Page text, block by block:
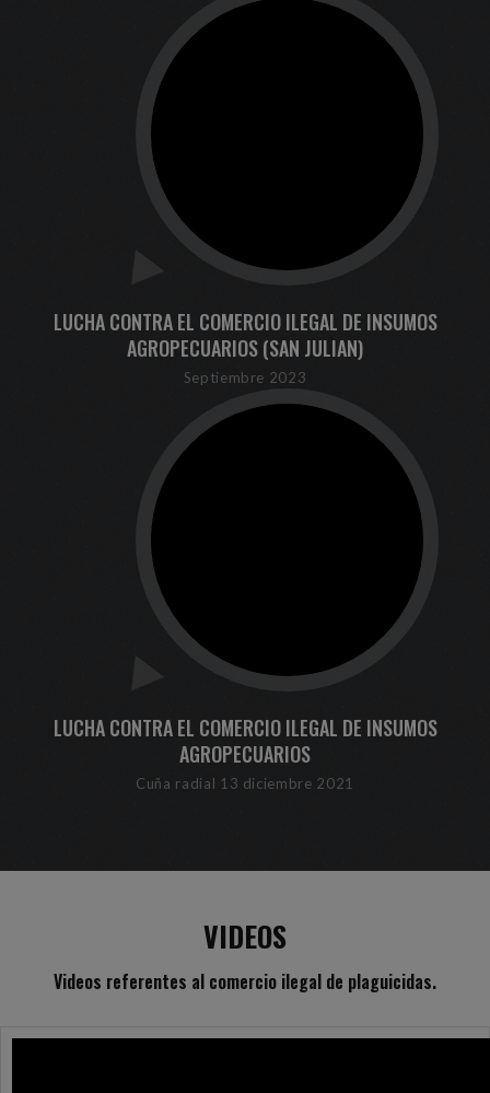
LUCHA CONTRA EL COMERCIO ILEGAL DE INSUMOS
AGROPECUARIOS (SAN JULIAN)
Septiembre 2023
LUCHA CONTRA EL COMERCIO ILEGAL DE INSUMOS
AGROPECUARIOS
Cuña radial 13 diciembre 2021
VIDEOS
Videos referentes al comercio ilegal de plaguicidas.